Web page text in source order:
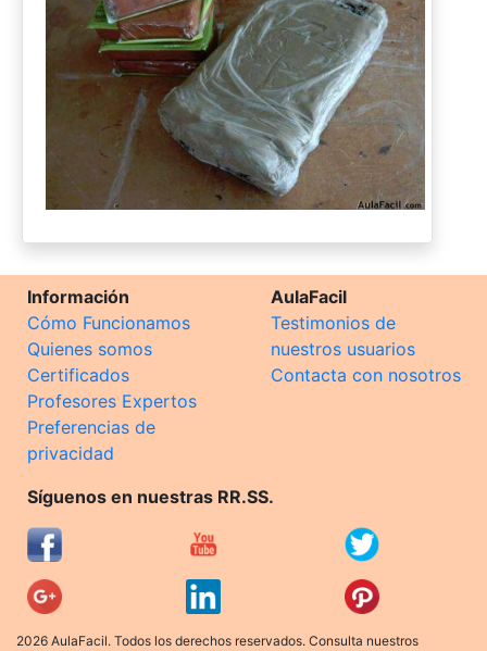
Información
Cómo Funcionamos
Quienes somos
Certificados
Profesores Expertos
Preferencias de
privacidad
AulaFacil
Testimonios de
nuestros usuarios
Contacta con nosotros
Síguenos en nuestras RR.SS.
2026 AulaFacil. Todos los derechos reservados. Consulta nuestros